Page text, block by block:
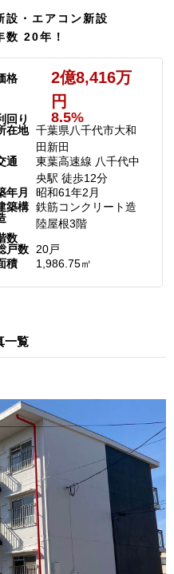
設・エアコン新設
数 20年！
格
2億8,416万
円
回り 8.5%
在地 千葉県八千代市大和
田新田
通
東葉高速線 八千代中
央駅 徒歩12分
年月
昭和61年2月
築構 鉄筋コンクリート造
陸屋根3階
数
戸数 20戸
積
1,986.75㎡
一覧